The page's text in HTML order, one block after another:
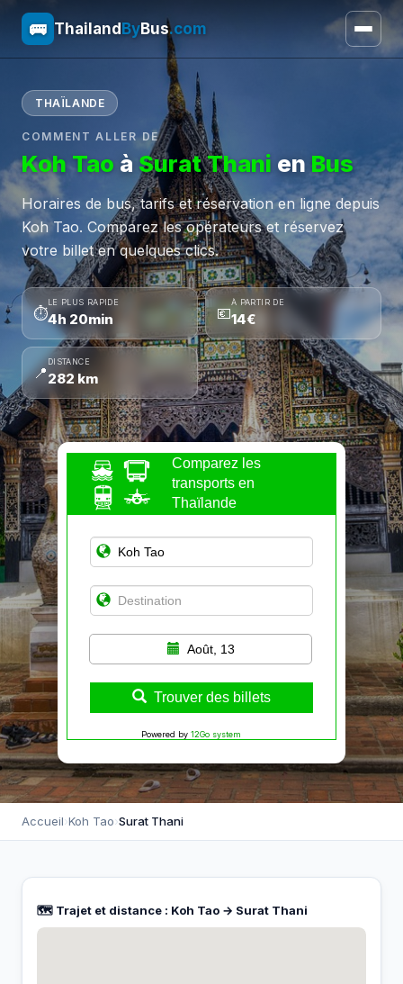
🚌 Thailand ByBus.com
THAÏLANDE
COMMENT ALLER DE
Koh Tao à Surat Thani en Bus
Horaires de bus, tarifs et réservation en ligne depuis
Koh Tao. Comparez les opérateurs et réservez
votre billet en quelques clics.
⏱
LE PLUS RAPIDE
4h 20min 💶
À PARTIR DE
14€
📍
DISTANCE
282 km
Comparez les
transports en
Thaïlande
Août, 13
Trouver des billets
Powered by 12Go system
Accueil›Koh Tao›Surat Thani
🗺️ Trajet et distance : Koh Tao → Surat Thani